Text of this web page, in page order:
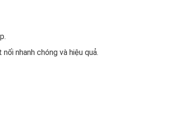
nhanh chóng và hiệu quả.